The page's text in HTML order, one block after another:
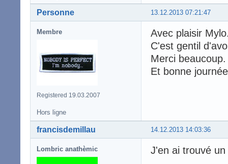
13.12.2013 07:21:47
Personne
Membre
Registered 19.03.2007
Avec plaisir
C'est gentil
Merci
Et bonne
Hors ligne
14.12.2013 14:03:36
francisdemillau
Lombric anathèmic
J'en ai trouvé